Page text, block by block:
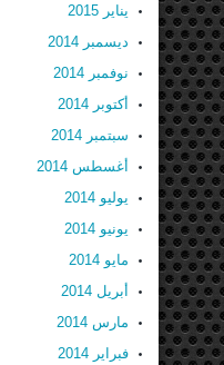
يناير 2015
ديسمبر 2014
نوفمبر 2014
أكتوبر 2014
سبتمبر 2014
أغسطس 2014
يوليو 2014
يونيو 2014
مايو 2014
أبريل 2014
مارس 2014
فبراير 2014